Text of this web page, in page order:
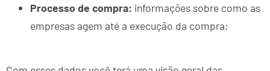
Processo de compra: informações sobre como as
empresas agem até a execução da compra;